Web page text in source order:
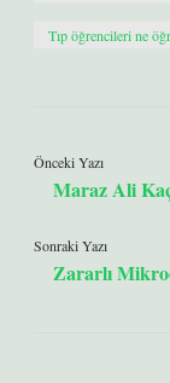
Tıp öğrencileri ne
Önceki Yazı
Maraz Ali
Sonraki Yazı
Zararlı